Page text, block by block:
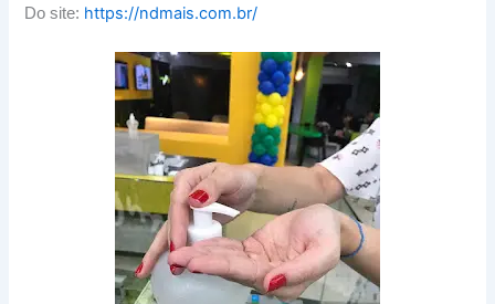
Do site: https://ndmais.com.br/